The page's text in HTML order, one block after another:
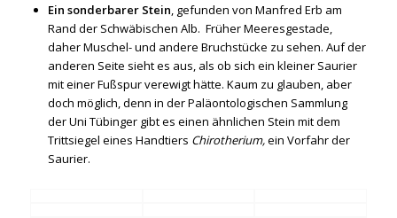
Ein sonderbarer Stein, gefunden von Manfred Erb am
Rand der Schwäbischen Alb. Früher Meeresgestade,
daher Muschel- und andere Bruchstücke zu sehen. Auf der
anderen Seite sieht es aus, als ob sich ein kleiner Saurier
mit einer Fußspur verewigt hätte. Kaum zu glauben, aber
doch möglich, denn in der Paläontologischen Sammlung
der Uni Tübinger gibt es einen ähnlichen Stein mit dem
Trittsiegel eines Handtiers Chirotherium,ein Vorfahr der
Saurier.